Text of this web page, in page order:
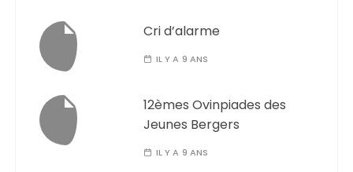
Cri d’alarme
IL Y A 9 ANS
12èmes Ovinpiades des
Jeunes Bergers
IL Y A 9 ANS